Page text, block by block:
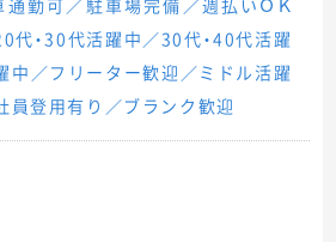
通勤可／駐車場完備／週払いＯＫ
代・30代活躍中／30代・40代活躍
中／フリーター歓迎／ミドル活躍
員登用有り／ブランク歓迎